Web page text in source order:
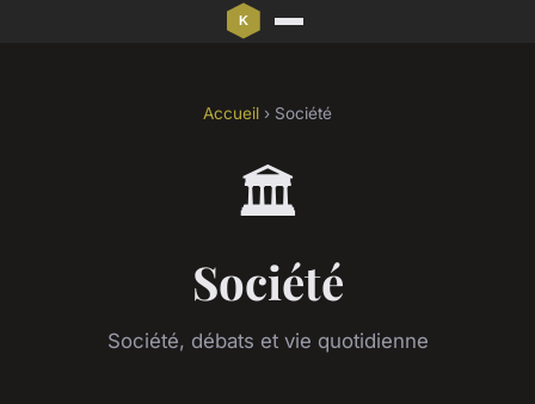
Accueil › Société
🏛️
Société
Société, débats et vie quotidienne